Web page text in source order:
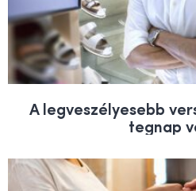
A legveszélyesebb
tegnap